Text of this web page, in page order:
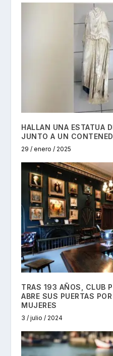
HALLAN UNA ESTATUA
JUNTO A UN
29 / enero / 2025
TRAS 193 AÑOS, CLUB
ABRE SUS PUERTAS
MUJERES
3 / julio / 2024